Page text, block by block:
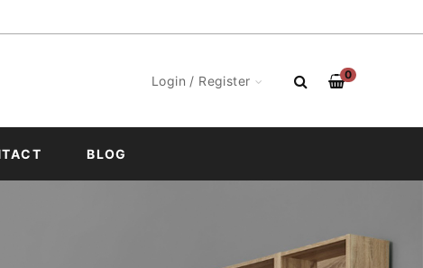
Login / Register 0
BLOG